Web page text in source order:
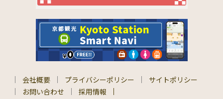
会社概要 プライバシーポリシー
サイトポリシー
お問い合わせ
採用情報